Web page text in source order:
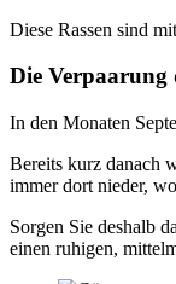
Diese Rassen sind
Die Verpaarung
In den Monaten
Bereits kurz danach
immer dort nieder,
Sorgen Sie deshalb
einen ruhigen,